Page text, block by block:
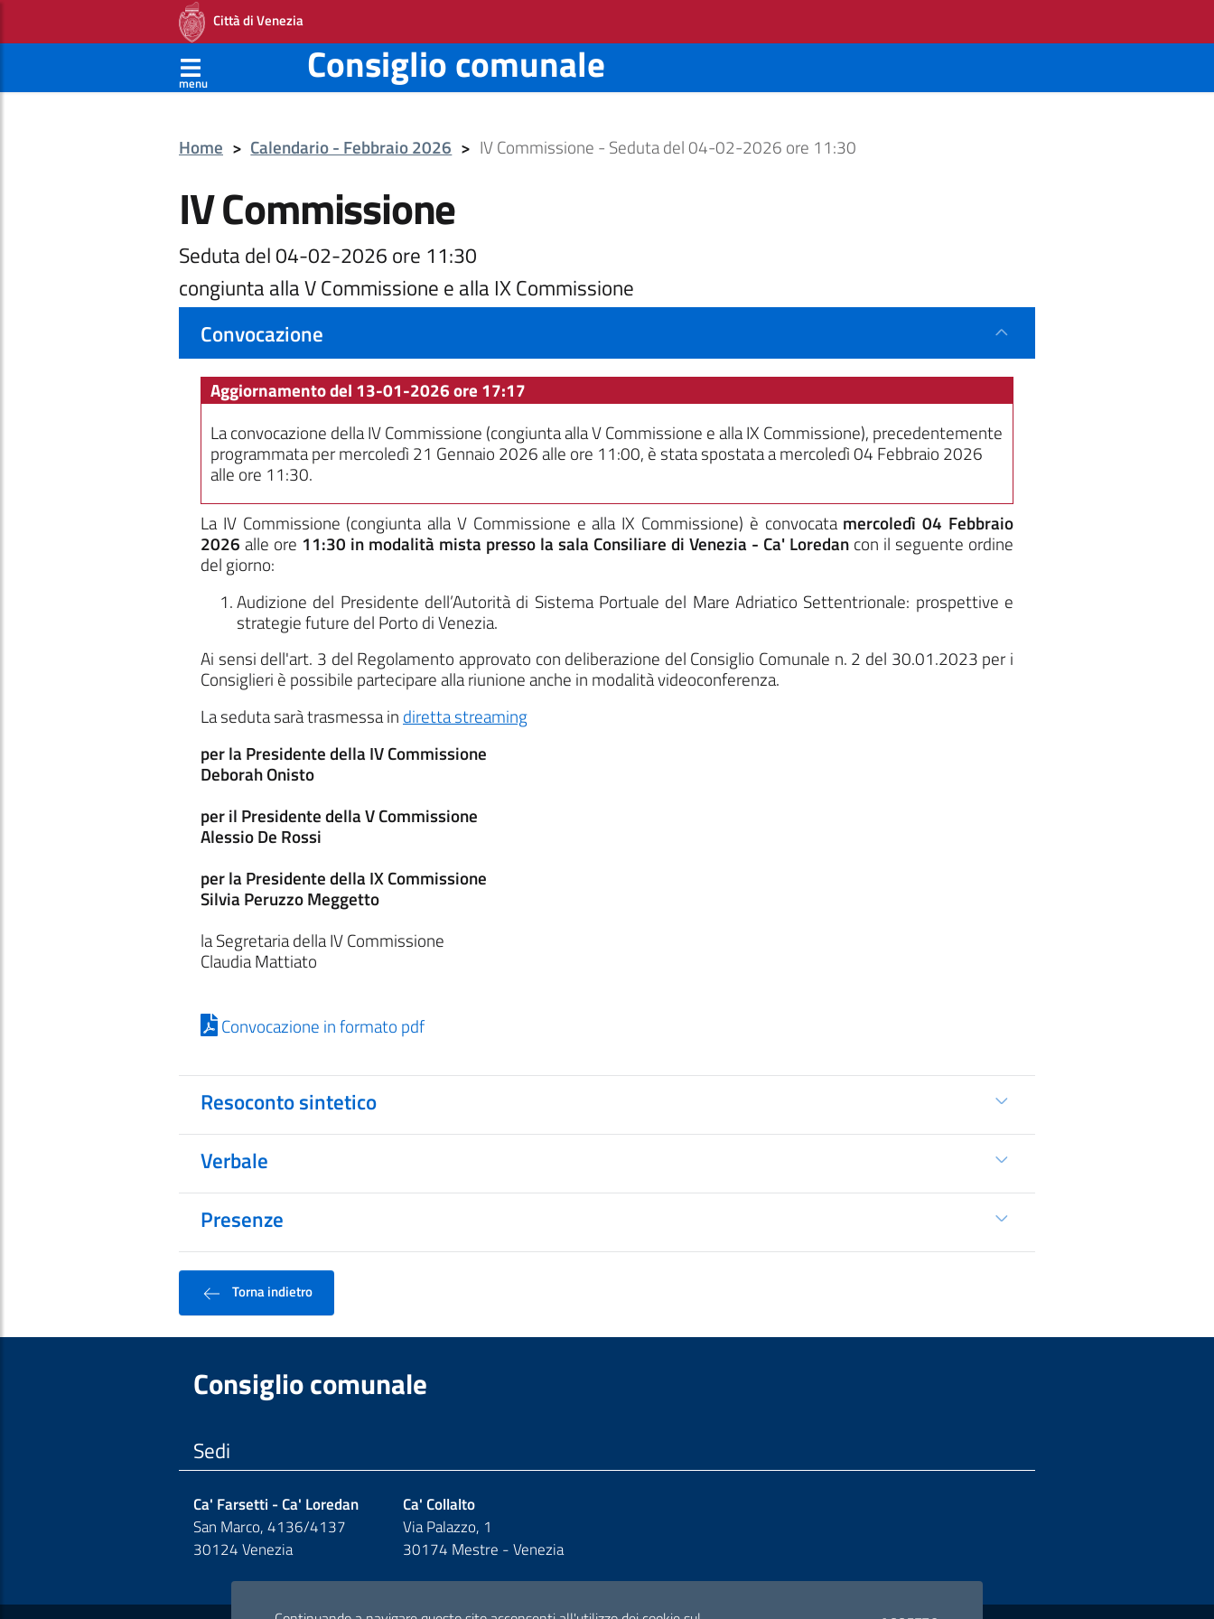
Città di Venezia
menu Consiglio comunale
Home > Calendario - Febbraio 2026 > IV Commissione - Seduta del 04-02-2026 ore 11:30
IV Commissione
Seduta del 04-02-2026 ore 11:30
congiunta alla V Commissione e alla IX Commissione
Convocazione
Aggiornamento del 13-01-2026 ore 17:17
La convocazione della IV Commissione (congiunta alla V Commissione e alla IX Commissione), precedentemente
programmata per mercoledì 21 Gennaio 2026 alle ore 11:00, è stata spostata a mercoledì 04 Febbraio 2026
alle ore 11:30.
La IV Commissione (congiunta alla V Commissione e alla IX Commissione) è convocata mercoledì 04 Febbraio
2026 alle ore 11:30 in modalità mista presso la sala Consiliare di Venezia - Ca' Loredan con il seguente ordine
del giorno:
Audizione del Presidente dell’Autorità di Sistema Portuale del Mare Adriatico Settentrionale: prospettive e
strategie future del Porto di Venezia.
Ai sensi dell'art. 3 del Regolamento approvato con deliberazione del Consiglio Comunale n. 2 del 30.01.2023 per i
Consiglieri è possibile partecipare alla riunione anche in modalità videoconferenza.
La seduta sarà trasmessa in diretta streaming
per la Presidente della IV Commissione
Deborah Onisto
per il Presidente della V Commissione
Alessio De Rossi
per la Presidente della IX Commissione
Silvia Peruzzo Meggetto
la Segretaria della IV Commissione
Claudia Mattiato
Convocazione in formato pdf
Resoconto sintetico
Verbale
Presenze
Torna indietro
Consiglio comunale
Sedi
Ca' Farsetti - Ca' Loredan
San Marco, 4136/4137
30124 Venezia
Ca' Collalto
Via Palazzo, 1
30174 Mestre - Venezia